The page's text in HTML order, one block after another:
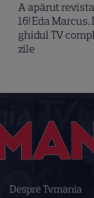
A apărut
16! Eda
ghidul TV
zile
Despre Tvmania